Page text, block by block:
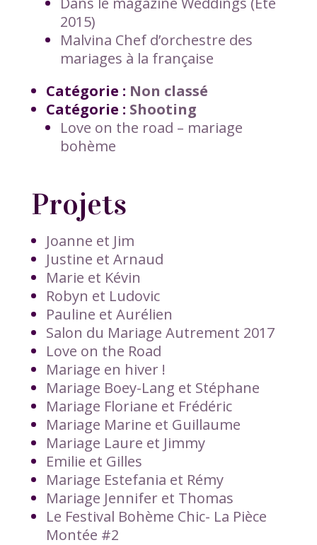
2015)
Malvina Chef d’orchestre des
mariages à la française
Catégorie : Non classé
Catégorie : Shooting
Love on the road – mariage
bohème
Projets
Joanne et Jim
Justine et Arnaud
Marie et Kévin
Robyn et Ludovic
Pauline et Aurélien
Salon du Mariage Autrement 2017
Love on the Road
Mariage en hiver !
Mariage Boey-Lang et Stéphane
Mariage Floriane et Frédéric
Mariage Marine et Guillaume
Mariage Laure et Jimmy
Emilie et Gilles
Mariage Estefania et Rémy
Mariage Jennifer et Thomas
Le Festival Bohème Chic- La Pièce
Montée #2